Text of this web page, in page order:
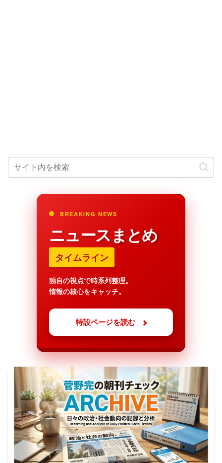
BREAKING NEWS
ニュースまとめ
タイムライン
独自の視点で時系列整理。
情報の核心をキャッチ。
特設ページを読む